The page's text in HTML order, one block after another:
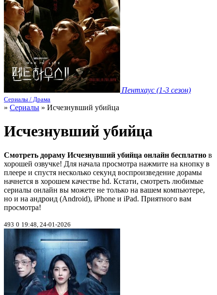
Пентхаус (1-3 сезон)
Сериалы / Драма
» Сериалы » Исчезнувший убийца
Исчезнувший убийца
Смотреть дораму Исчезнувший убийца онлайн бесплатно в
хорошей озвучке! Для начала просмотра нажмите на кнопку в
плеере и спустя несколько секунд воспроизведение дорамы
начнется в хорошем качестве hd. Кстати, смотреть любимые
сериалы онлайн вы можете не только на вашем компьютере,
но и на андроид (Android), iPhone и iPad. Приятного вам
просмотра!
493 0 19:48, 24-01-2026